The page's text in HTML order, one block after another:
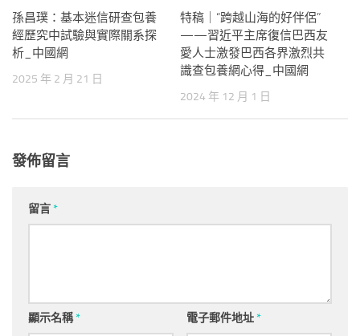
孫昌璞：基本迷信研查包養
經歷究中試驗與實際關系探
析_中國網
2025 年 2 月 21 日
特稿｜“跨越山海的好伴侶”
——習近平主席復信巴西友
愛人士激發巴西各界激烈共
識查包養網心得_中國網
2024 年 12 月 1 日
發佈留言
留言*
顯示名稱* 電子郵件地址*